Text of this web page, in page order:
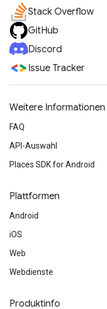
Stack Overflow
GitHub
Discord
Issue Tracker
Weitere Informationen
FAQ
API-Auswahl
Places SDK for Android
Plattformen
Android
iOS
Web
Webdienste
Produktinfo